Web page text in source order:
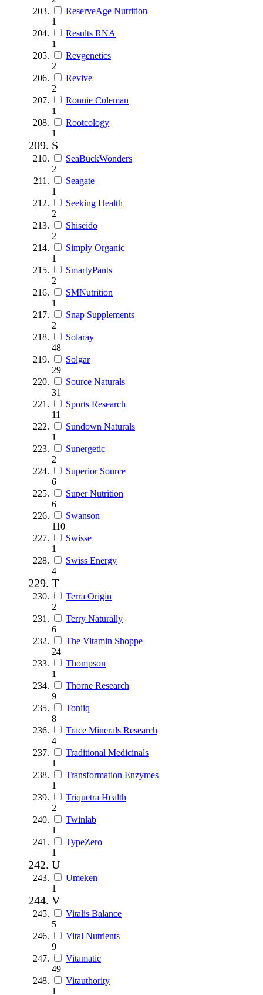
ReserveAge Nutrition
1
Results RNA
1
Revgenetics
2
Revive
2
Ronnie Coleman
1
Rootcology
1
S
SeaBuckWonders
2
Seagate
1
Seeking Health
2
Shiseido
2
Simply Organic
1
SmartyPants
2
SMNutrition
1
Snap Supplements
2
Solaray
48
Solgar
29
Source Naturals
31
Sports Research
11
Sundown Naturals
1
Sunergetic
2
Superior Source
6
Super Nutrition
6
Swanson
110
Swisse
1
Swiss Energy
4
T
Terra Origin
2
Terry Naturally
6
The Vitamin Shoppe
24
Thompson
1
Thorne Research
9
Toniiq
8
Trace Minerals Research
4
Traditional Medicinals
1
Transformation Enzymes
1
Triquetra Health
2
Twinlab
1
TypeZero
1
U
Umeken
1
V
Vitalis Balance
5
Vital Nutrients
9
Vitamatic
49
Vitauthority
1